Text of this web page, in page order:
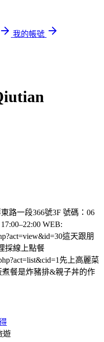
我的帳號
路一段366號3F 號碼：06
WEB:
這天跟朋
採線上點餐
先上高麗菜
餐是炸豬排&親子丼的作
遊